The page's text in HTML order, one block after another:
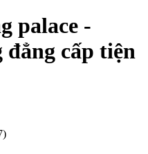
palace -
đẳng cấp tiện